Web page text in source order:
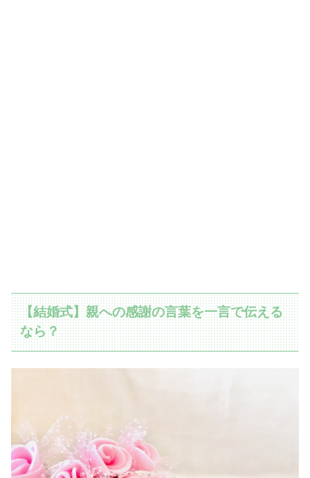
【結婚式】親への感謝の言葉を一言で伝える
なら？